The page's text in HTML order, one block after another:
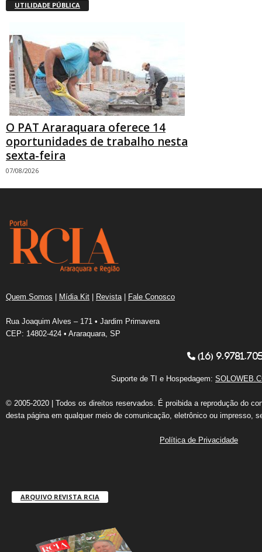
UTILIDADE PÚBLICA
O PAT Araraquara oferece 14
oportunidades de trabalho nesta
sexta-feira
07/08/2026
Quem Somos | Mídia Kit | Revista | Fale Conosco
Rua Joaquim Alves – 171 • Jardim Primavera
CEP: 14802-424 • Araraquara, SP
(16)
Suporte de TI e Hospedagem:
© 2005-2020 | Todos os direitos reservados. É proibida a reprodução do
desta página em qualquer meio de comunicação, eletrônico ou impresso,
Política de Privacidade
ARQUIVO REVISTA RCIA